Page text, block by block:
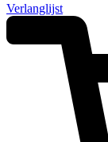
Verlanglijst